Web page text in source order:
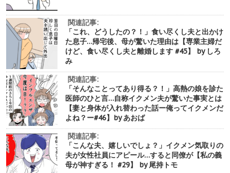
関連記事:
「これ、どうしたの？！」食い尽くし夫と出かけ
た息子…帰宅後、母が驚いた理由は【専業主婦だ
けど、食い尽くし夫と離婚します #45】 by しろ
み
関連記事:
「そんなことってあり得る？！」高熱の娘を診た
医師のひと言…自称イクメン夫が驚いた事実とは
【妻と身体が入れ替わった話ー俺ってイクメンだ
よね？ー#46】by あおば
関連記事:
「こんな夫、嬉しいでしょ？」イクメン気取りの
夫が女性社員にアピール…すると同僚が【私の義
母が神すぎる！ #29】 by 尾持トモ